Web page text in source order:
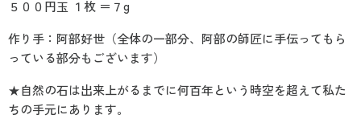
５００円玉 １枚 ＝７g
作り手：阿部好世（全体の一部分、阿部の師匠に手伝ってもら
っている部分もございます）
★自然の石は出来上がるまでに何百年という時空を超えて私た
ちの手元にあります。